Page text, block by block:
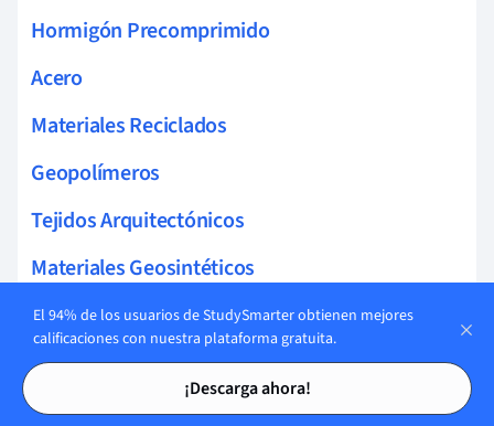
Tarjetas de estudio
Tarjetas de estudio
Hormigón Precomprimido
Acero
Materiales Reciclados
Geopolímeros
Tejidos Arquitectónicos
Materiales Geosintéticos
Madera Laminada
Vidrio Templado
Cemento Armado
El 94% de los usuarios de StudySmarter obtienen mejores
calificaciones con nuestra plataforma gratuita.
¡Descarga ahora!